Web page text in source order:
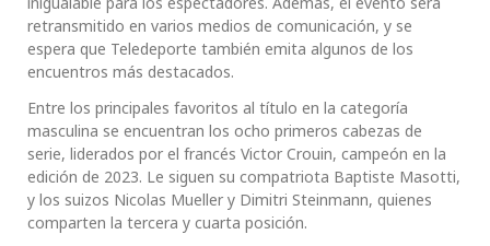
retransmitido en varios medios de comunicación, y se
espera que Teledeporte también emita algunos de los
encuentros más destacados.
Entre los principales favoritos al título en la categoría
masculina se encuentran los ocho primeros cabezas de
serie, liderados por el francés Victor Crouin, campeón en la
edición de 2023. Le siguen su compatriota Baptiste Masotti,
y los suizos Nicolas Mueller y Dimitri Steinmann, quienes
comparten la tercera y cuarta posición.